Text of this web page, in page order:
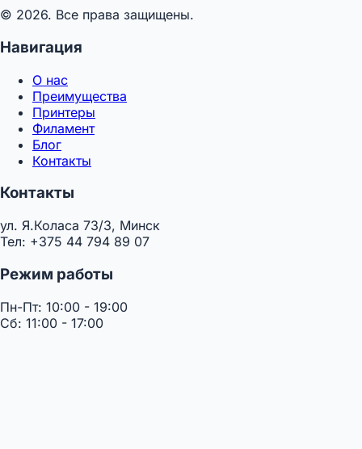
© 2026. Все права защищены.
Навигация
О нас
Преимущества
Принтеры
Филамент
Блог
Контакты
Контакты
ул. Я.Коласа 73/3, Минск
Тел: +375 44 794 89 07
Режим работы
Пн-Пт: 10:00 - 19:00
Сб: 11:00 - 17:00